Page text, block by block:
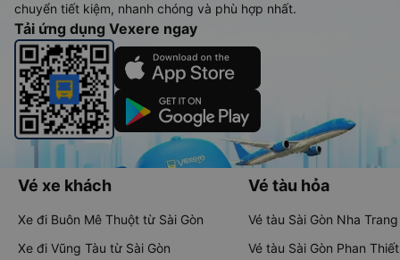
chuyển tiết kiệm, nhanh chóng và phù hợp nhất.
Tải ứng dụng Vexere ngay
Vé xe khách
Xe đi Buôn Mê Thuột từ Sài Gòn
Xe đi Vũng Tàu từ Sài Gòn
Vé tàu hỏa
Vé tàu Sài Gòn Nha Trang
Vé tàu Sài Gòn Phan Thiết